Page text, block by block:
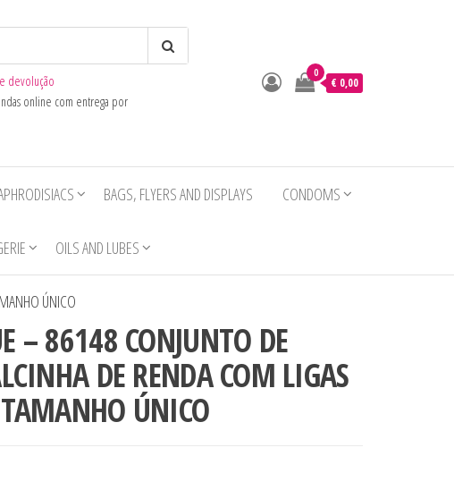
devolução
online com entrega por
0
€ 0,00
BAGS, FLYERS AND DISPLAYS CONDOMS
OILS AND LUBES
ÚNICO
– 86148 CONJUNTO DE
DE RENDA COM LIGAS
ÚNICO